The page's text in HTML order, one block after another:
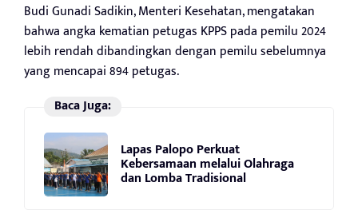
Budi Gunadi Sadikin, Menteri Kesehatan, mengatakan
bahwa angka kematian petugas KPPS pada pemilu 2024
lebih rendah dibandingkan dengan pemilu sebelumnya
yang mencapai 894 petugas.
Baca Juga:
Lapas Palopo Perkuat
Kebersamaan melalui Olahraga
dan Lomba Tradisional